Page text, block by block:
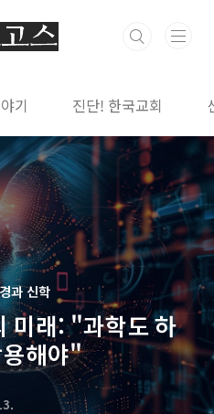
기 진단! 한국교회
과 신학
미래: "과학도 하
용해야"